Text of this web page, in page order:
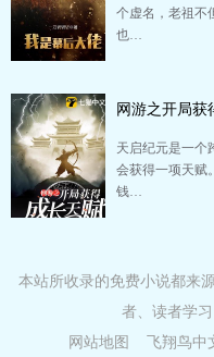
个虚名，老祖不
也…
网游之开局获
天启纪元是一个
会获得一项天赋
钱…
本站所收录的免费小说都来
者、读者学
网站地图
飞翔鸟